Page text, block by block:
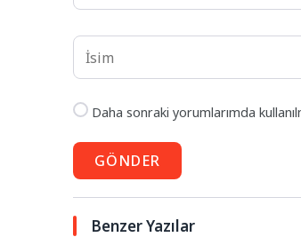
Daha sonraki yorumlarımda
GÖNDER
Benzer Yazılar